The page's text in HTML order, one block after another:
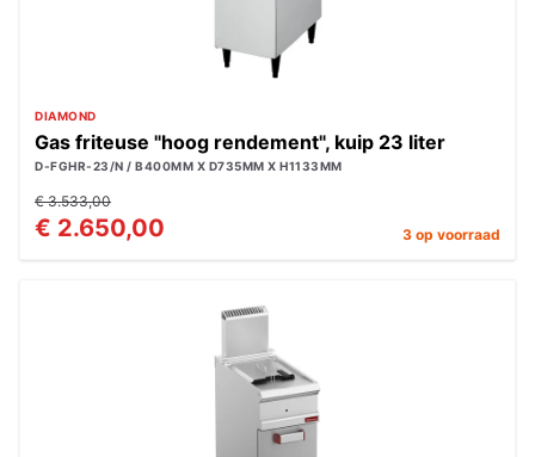
DIAMOND
Gas friteuse "hoog rendement", kuip 23 liter
D-FGHR-23/N / B400MM X D735MM X H1133MM
€ 3.533,00
€ 2.650,00 3 op voorraad